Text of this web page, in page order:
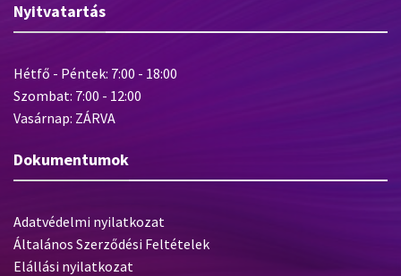
Nyitvatartás
Hétfő - Péntek: 7:00 - 18:00
Szombat: 7:00 - 12:00
Vasárnap: ZÁRVA
Dokumentumok
Adatvédelmi nyilatkozat
Általános Szerződési Feltételek
Elállási nyilatkozat